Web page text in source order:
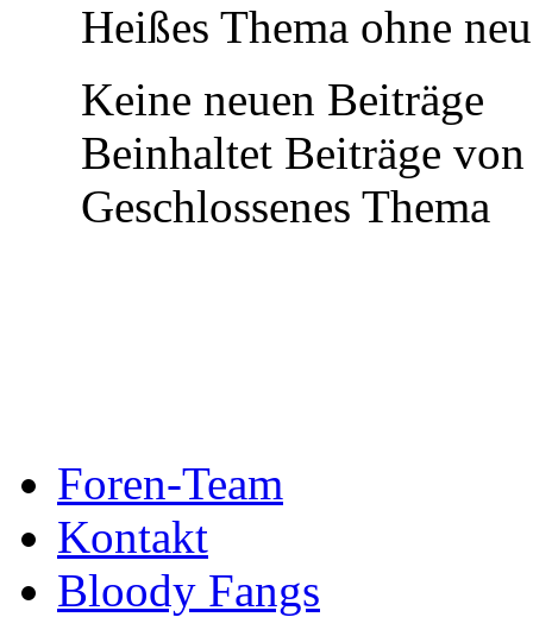
Heißes Thema ohne
Keine neuen Beiträge
Beinhaltet Beiträge
Geschlossenes Thema
Foren-Team
Kontakt
Bloody Fangs